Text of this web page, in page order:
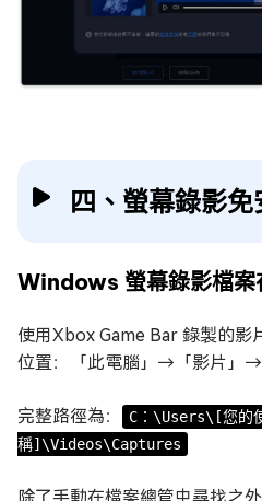
四、螢幕錄影
Windows 螢幕錄影檔案
使用Xbox Game Bar 錄製的影
位置：「此電腦」→「影片」
完整路徑為：
C：\Users\[您的
稱]\Videos\Captures